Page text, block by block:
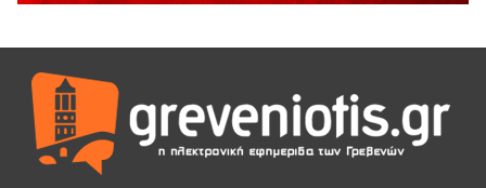
εξοπλισμού γυμναστηρίου
5 Αυγούστου 2026
ΑΗ ΛΑΟΣ | 5 Αυγούστου | Υπαίθριο Θέατρο “Καστράκι”,
Γρεβενά
5 Αυγούστου 2026